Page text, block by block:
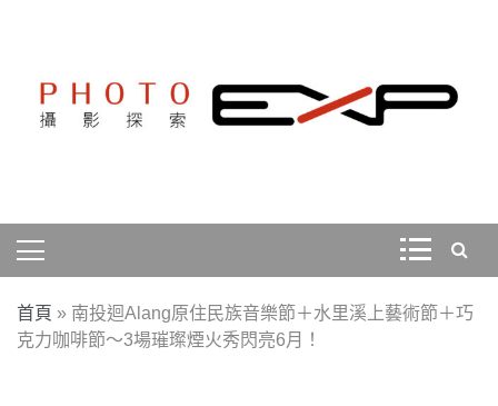
首頁 » 南投迴Alang原住民族音樂節＋水里溪上藝術節＋巧
克力咖啡節～3場璀璨煙火秀閃亮6月！